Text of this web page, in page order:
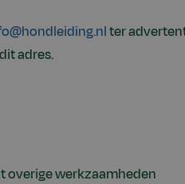
ter
adres.
overige werkzaamheden